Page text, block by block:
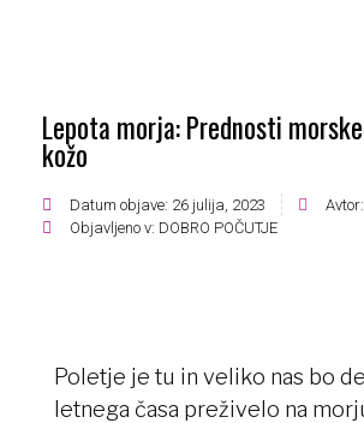
Lepota morja: Prednosti
kožo
Datum objave: 26 julija, 2023 Avtor:
Objavljeno v: DOBRO POČUTJE
Poletje je tu in veliko nas bo
letnega časa preživelo na